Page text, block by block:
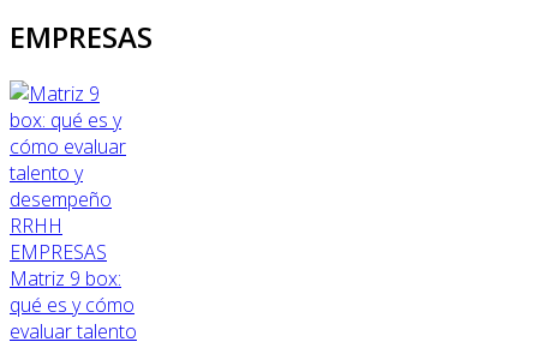
EMPRESAS
RRHH
EMPRESAS
Matriz 9 box:
qué es y cómo
evaluar talento